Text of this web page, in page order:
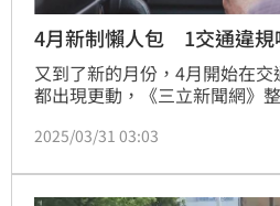
4月新制懶人包 1交通違規
又到了新的月份，4月開始在
都出現更動，《三立新聞網》
2025/03/31 03:03